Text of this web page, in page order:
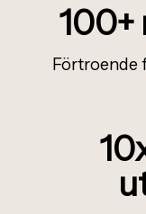
100+
Förtroende